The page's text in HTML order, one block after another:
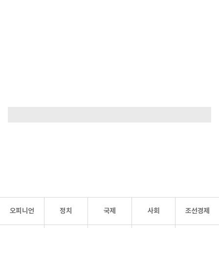
오피니언 정치 국제 사회 조선경제